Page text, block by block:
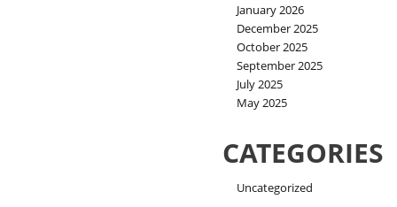
January 2026
December 2025
October 2025
September 2025
July 2025
May 2025
CATEGORIES
Uncategorized